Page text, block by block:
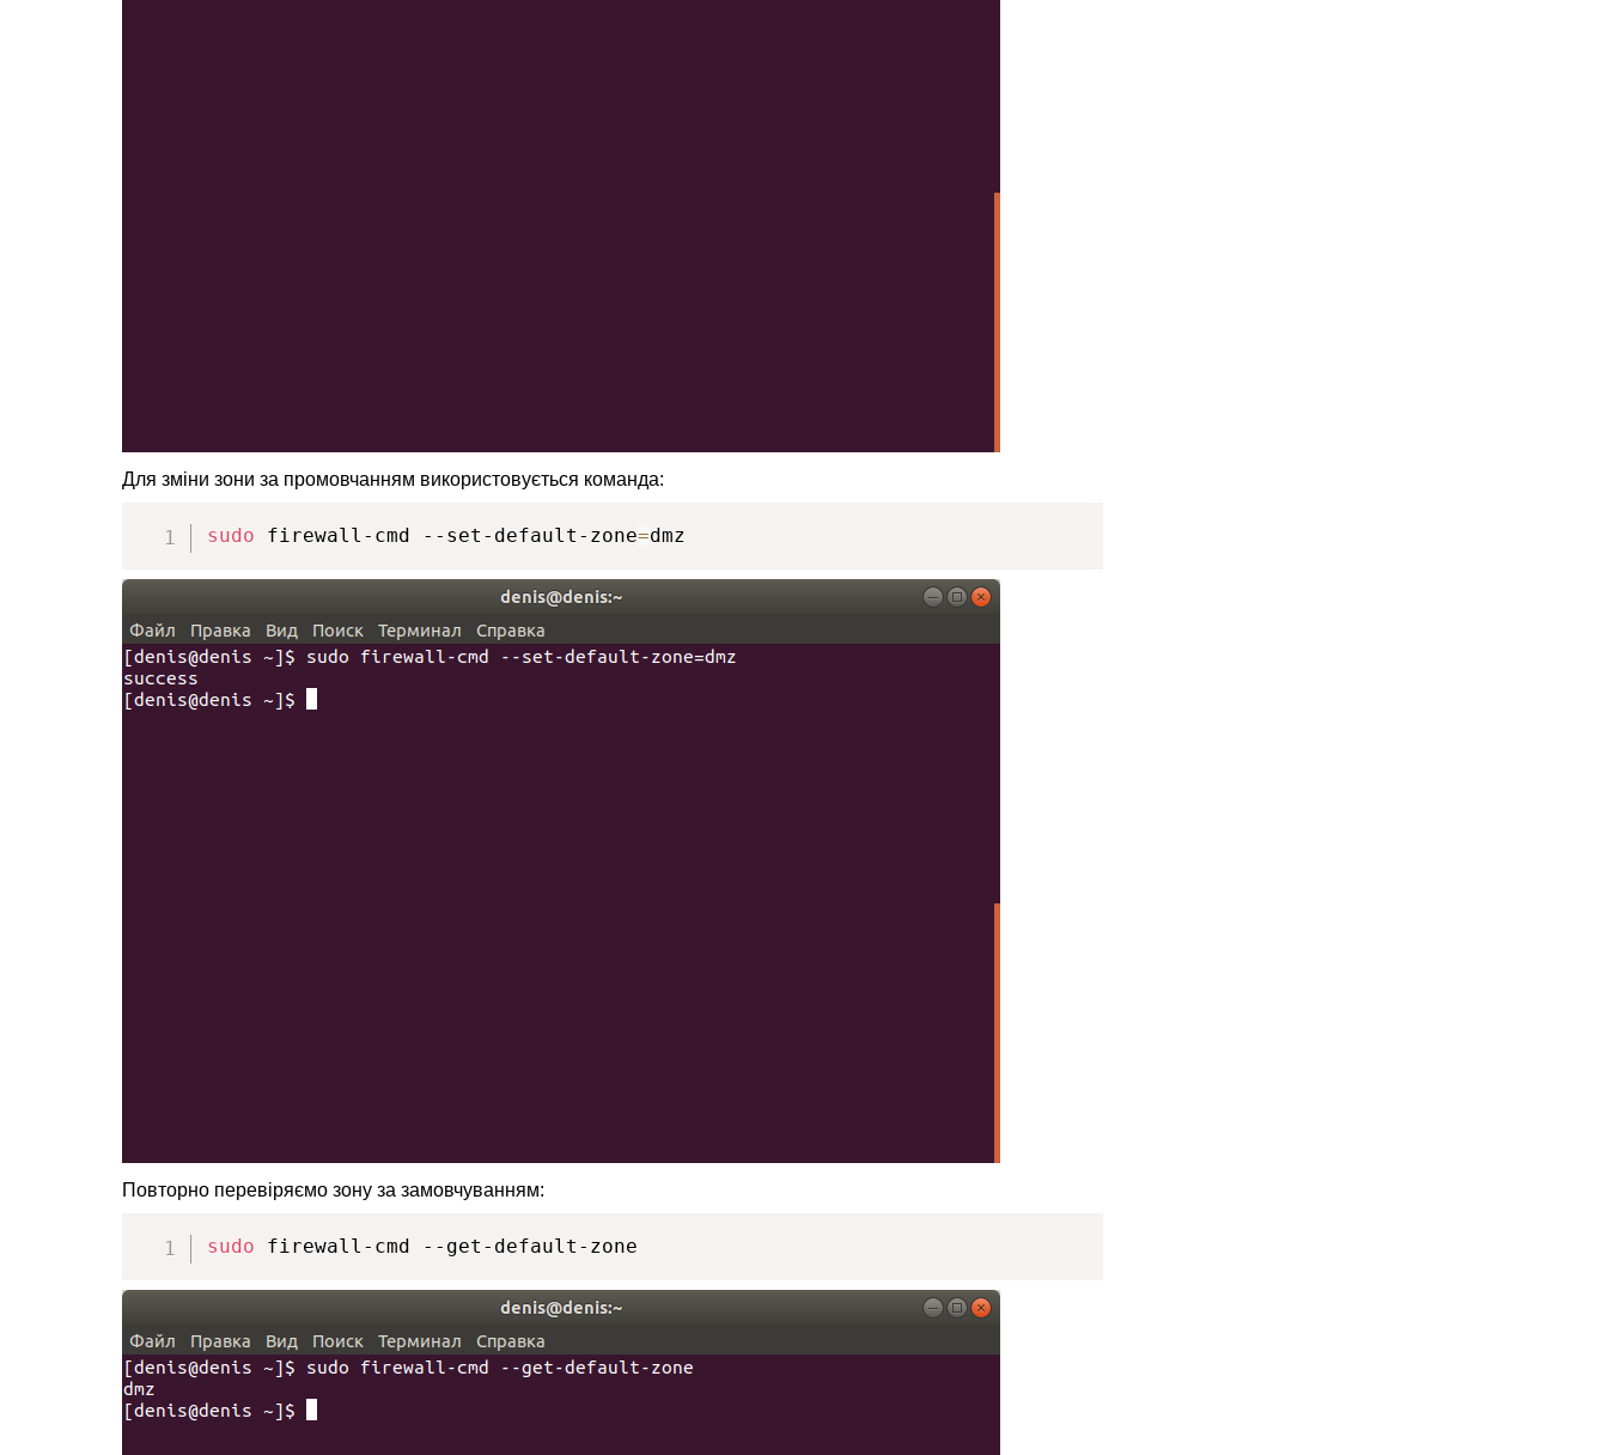
Для зміни зони за промовчанням використовується команда:
sudo firewall-cmd --set-default-zone=dmz
Повторно перевіряємо зону за замовчуванням:
sudo firewall-cmd --get-default-zone